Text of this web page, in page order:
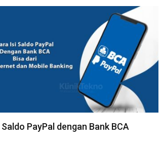
PayPal dengan Bank BCA